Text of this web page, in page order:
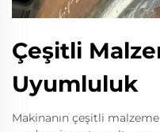
Çeşitli
Uyumluluk
Makinanın çeşitli